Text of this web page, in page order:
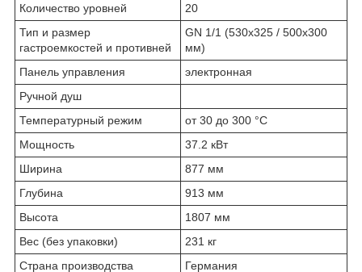
Количество уровней
20
Тип и размер
гастроемкостей и противней
GN 1/1 (530x325 / 500x300
мм)
Панель управления
электронная
Ручной душ
Температурный режим
от 30 до 300 °С
Мощность
37.2 кВт
Ширина
877 мм
Глубина
913 мм
Высота
1807 мм
Вес (без упаковки)
231 кг
Страна производства
Германия